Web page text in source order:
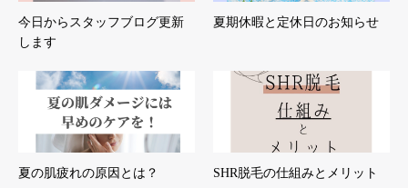
今日からスタッフブログ更新
します
夏期休暇と定休日のお知らせ
夏の肌疲れの原因とは？￼ SHR脱毛の仕組みとメリット